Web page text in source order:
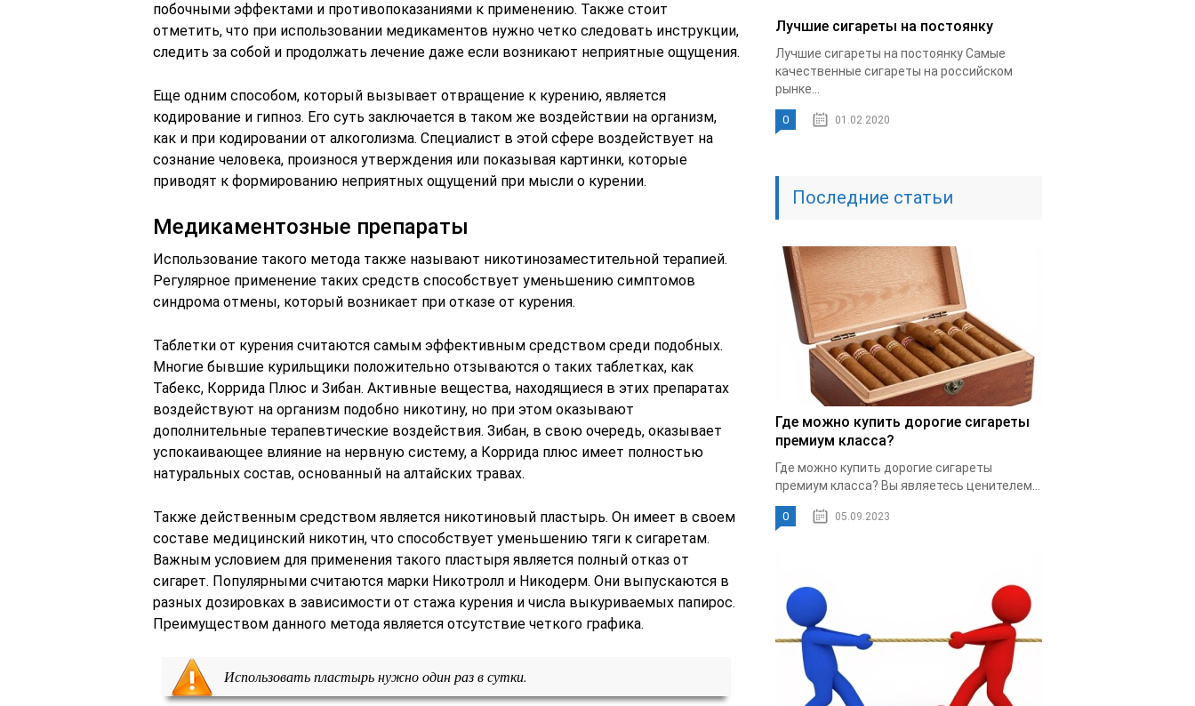
побочными эффектами и противопоказаниями к применению. Также стоит
отметить, что при использовании медикаментов нужно четко следовать инструкции,
следить за собой и продолжать лечение даже если возникают неприятные ощущения.
Еще одним способом, который вызывает отвращение к курению, является
кодирование и гипноз. Его суть заключается в таком же воздействии на организм,
как и при кодировании от алкоголизма. Специалист в этой сфере воздействует на
сознание человека, произнося утверждения или показывая картинки, которые
приводят к формированию неприятных ощущений при мысли о курении.
Медикаментозные препараты
Использование такого метода также называют никотинозаместительной терапией.
Регулярное применение таких средств способствует уменьшению симптомов
синдрома отмены, который возникает при отказе от курения.
Таблетки от курения считаются самым эффективным средством среди подобных.
Многие бывшие курильщики положительно отзываются о таких таблетках, как
Табекс, Коррида Плюс и Зибан. Активные вещества, находящиеся в этих препаратах
воздействуют на организм подобно никотину, но при этом оказывают
дополнительные терапевтические воздействия. Зибан, в свою очередь, оказывает
успокаивающее влияние на нервную систему, а Коррида плюс имеет полностью
натуральных состав, основанный на алтайских травах.
Также действенным средством является никотиновый пластырь. Он имеет в своем
составе медицинский никотин, что способствует уменьшению тяги к сигаретам.
Важным условием для применения такого пластыря является полный отказ от
сигарет. Популярными считаются марки Никотролл и Никодерм. Они выпускаются в
разных дозировках в зависимости от стажа курения и числа выкуриваемых папирос.
Преимуществом данного метода является отсутствие четкого графика.
Использовать пластырь нужно один раз в сутки.
Лучшие сигареты на постоянку
Лучшие сигареты на постоянку Самые
качественные сигареты на российском
рынке...
0 01.02.2020
Последние статьи
Где можно купить дорогие сигареты
премиум класса?
Где можно купить дорогие сигареты
премиум класса? Вы являетесь ценителем...
0 05.09.2023